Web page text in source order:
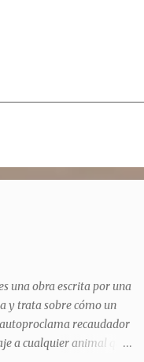
una obra escrita por una
y trata sobre cómo un
recaudador
a cualquier animal que